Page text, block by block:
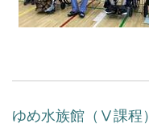
ゆめ水族館（Ⅴ課程）